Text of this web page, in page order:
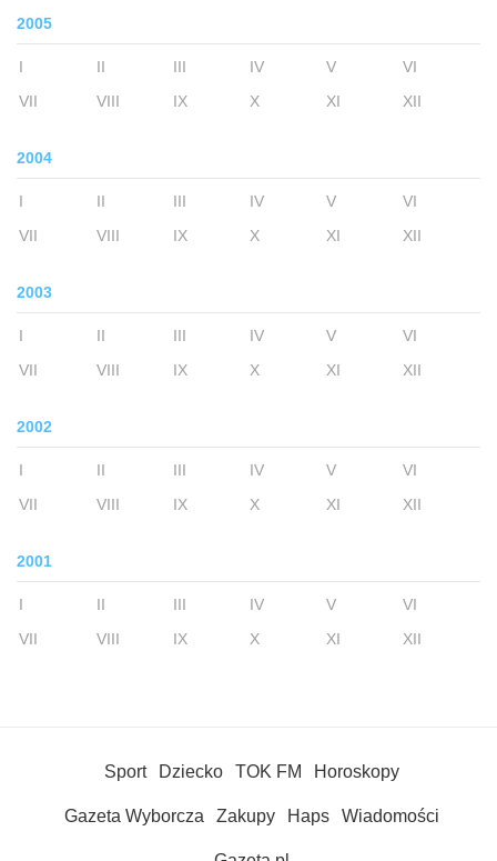
2005
I II III IV V
VI
VII
VIII IX X XI XII
2004
I II III IV V
VI
VII
VIII IX X XI XII
2003
I II III IV V
VI
VII
VIII IX X XI XII
2002
I II III IV V
VI
VII
VIII IX X XI XII
2001
I II III IV V
VI
VII
VIII IX X XI XII
Sport Dziecko TOK FM Horoskopy
Gazeta Wyborcza Zakupy Haps Wiadomości